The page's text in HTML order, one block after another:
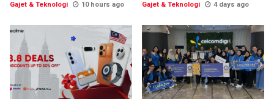
Gajet & Teknologi 10 hours ago Gajet & Teknologi 4 days ago